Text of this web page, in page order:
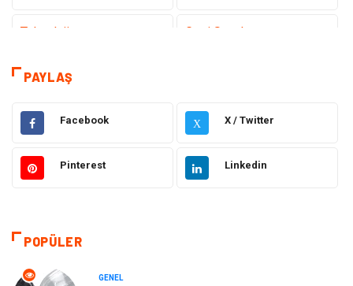
Teknoloji Gezi Seyahat
Tatil
Eğitim Gıda
Hukuk Elektrik Elektronik
Makine
Kültür
PAYLAŞ
Facebook X X / Twitter
Pinterest Linkedin
POPÜLER
GENEL